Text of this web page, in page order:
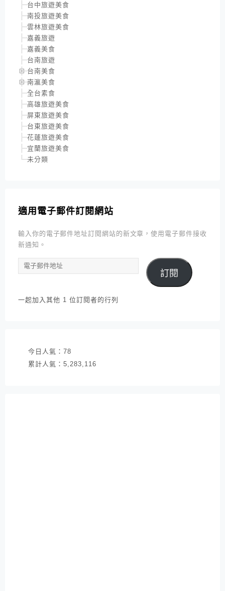
台中旅遊美食
南投旅遊美食
雲林旅遊美食
嘉義旅遊
嘉義美食
台南旅遊
台南美食
南瀛美食
全台素食
高雄旅遊美食
屏東旅遊美食
台東旅遊美食
花蓮旅遊美食
宜蘭旅遊美食
未分類
適用電子郵件訂閱網站
輸入你的電子郵件地址訂閱網站的新文章，使用電子郵件接收
新通知。
電
子
件
訂閱
一起加入其他 1 位訂閱者的行列
今日人氣： 78
累計人氣： 5,283,116